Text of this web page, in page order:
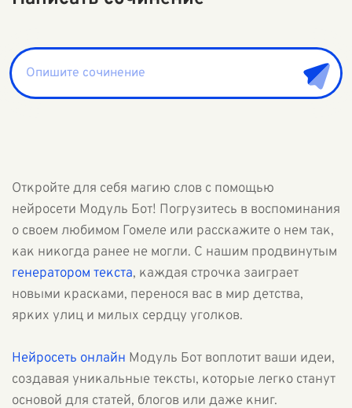
Откройте для себя магию слов с помощью
нейросети Модуль Бот! Погрузитесь в воспоминания
о своем любимом Гомеле или расскажите о нем так,
как никогда ранее не могли. С нашим продвинутым
генератором текста, каждая строчка заиграет
новыми красками, перенося вас в мир детства,
ярких улиц и милых сердцу уголков.
Нейросеть онлайн Модуль Бот воплотит ваши идеи,
создавая уникальные тексты, которые легко станут
основой для статей, блогов или даже книг.